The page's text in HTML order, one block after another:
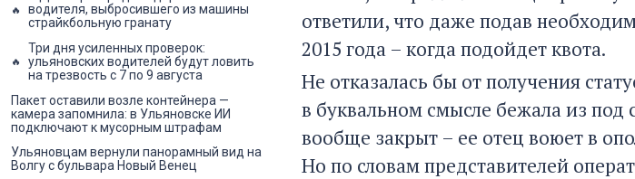
ответили, что даже подав
2015 года – когда подойдет квота.
Не отказалась бы от получения
в буквальном смысле бежала из под
вообще закрыт – ее отец воюет в
Но по словам представителей
водителя, выбросившего из машины
страйкбольную гранату
Три дня усиленных проверок:
ульяновских водителей будут ловить
на трезвость с 7 по 9 августа
Пакет оставили возле контейнера —
камера запомнила: в Ульяновске ИИ
подключают к мусорным штрафам
Ульяновцам вернули панорамный вид на
Волгу с бульвара Новый Венец